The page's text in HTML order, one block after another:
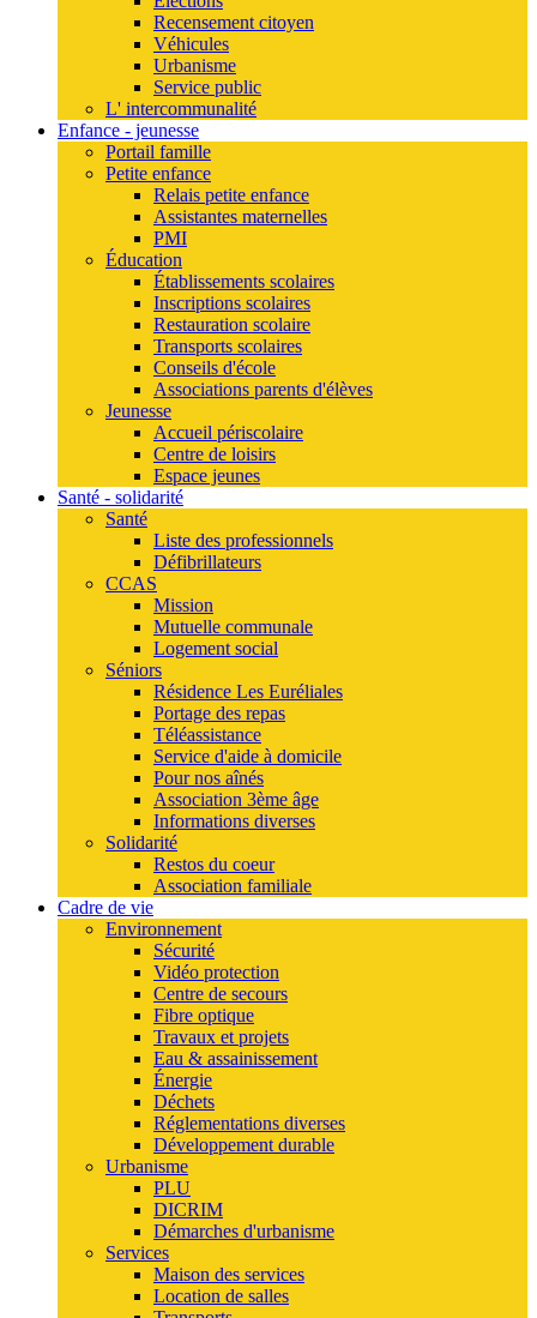
Recensement citoyen
Véhicules
Urbanisme
Service public
L' intercommunalité
Enfance - jeunesse
Portail famille
Petite enfance
Relais petite enfance
Assistantes maternelles
PMI
Éducation
Établissements scolaires
Inscriptions scolaires
Restauration scolaire
Transports scolaires
Conseils d'école
Associations parents d'élèves
Jeunesse
Accueil périscolaire
Centre de loisirs
Espace jeunes
Santé - solidarité
Santé
Liste des professionnels
Défibrillateurs
CCAS
Mission
Mutuelle communale
Logement social
Séniors
Résidence Les Euréliales
Portage des repas
Téléassistance
Service d'aide à domicile
Pour nos aînés
Association 3ème âge
Informations diverses
Solidarité
Restos du coeur
Association familiale
Cadre de vie
Environnement
Sécurité
Vidéo protection
Centre de secours
Fibre optique
Travaux et projets
Eau & assainissement
Énergie
Déchets
Réglementations diverses
Développement durable
Urbanisme
PLU
DICRIM
Démarches d'urbanisme
Services
Maison des services
Location de salles